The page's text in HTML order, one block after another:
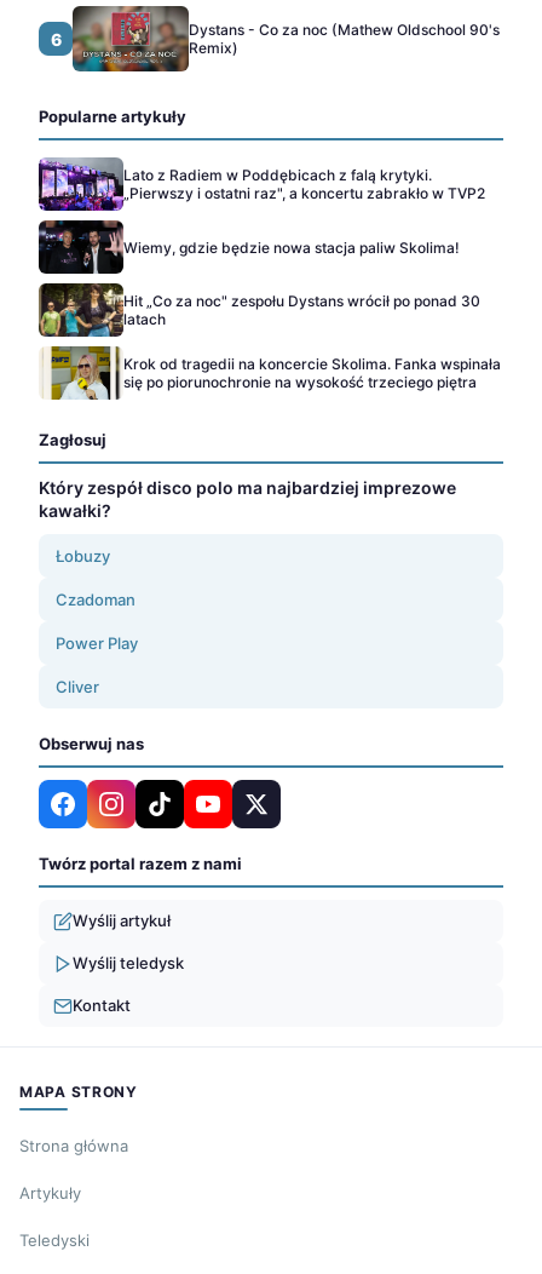
6
Dystans - Co za noc (Mathew Oldschool 90's
Remix)
Popularne artykuły
Lato z Radiem w Poddębicach z falą krytyki.
„Pierwszy i ostatni raz", a koncertu zabrakło w TVP2
Wiemy, gdzie będzie nowa stacja paliw Skolima!
Hit „Co za noc" zespołu Dystans wrócił po ponad 30
latach
Krok od tragedii na koncercie Skolima. Fanka wspinała
się po piorunochronie na wysokość trzeciego piętra
Zagłosuj
Który zespół disco polo ma najbardziej imprezowe
kawałki?
Łobuzy
Czadoman
Power Play
Cliver
Obserwuj nas
Twórz portal razem z nami
Wyślij artykuł
Wyślij teledysk
Kontakt
MAPA STRONY
Strona główna
Artykuły
Teledyski